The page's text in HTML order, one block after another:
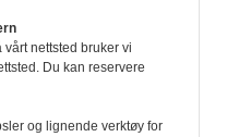
land i folketall. For å lese
Ny abonnent? Velg
og bedrifter.
nettsted bruker vi
Du kan reservere
og lignende verktøy for